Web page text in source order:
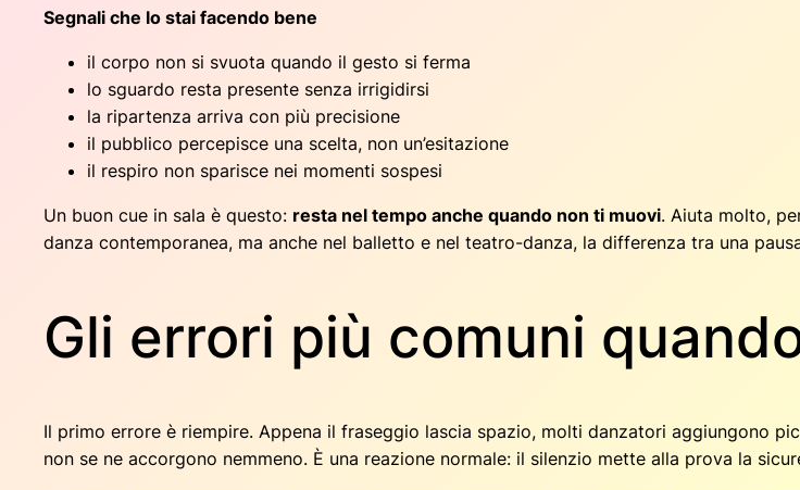
Segnali che lo stai facendo bene
il corpo non si svuota quando il gesto si ferma
lo sguardo resta presente senza irrigidirsi
la ripartenza arriva con più precisione
il pubblico percepisce una scelta, non un’esitazione
il respiro non sparisce nei momenti sospesi
Un buon cue in sala è questo: resta nel tempo anche quando non ti muovi. Aiuta molto,
danza contemporanea, ma anche nel balletto e nel teatro-danza, la differenza tra una
Gli errori più comuni
Il primo errore è riempire. Appena il fraseggio lascia spazio, molti danzatori aggiungono
non se ne accorgono nemmeno. È una reazione normale: il silenzio mette alla prova la